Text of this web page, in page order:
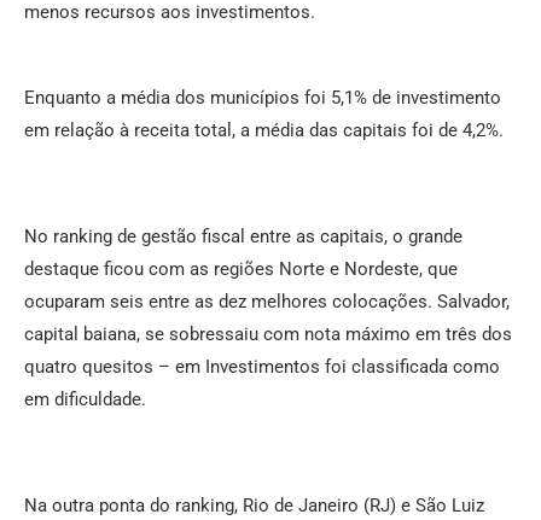
menos recursos aos investimentos.
Enquanto a média dos municípios foi 5,1% de investimento
em relação à receita total, a média das capitais foi de 4,2%.
No ranking de gestão fiscal entre as capitais, o grande
destaque ficou com as regiões Norte e Nordeste, que
ocuparam seis entre as dez melhores colocações. Salvador,
capital baiana, se sobressaiu com nota máximo em três dos
quatro quesitos – em Investimentos foi classificada como
em dificuldade.
Na outra ponta do ranking, Rio de Janeiro (RJ) e São Luiz